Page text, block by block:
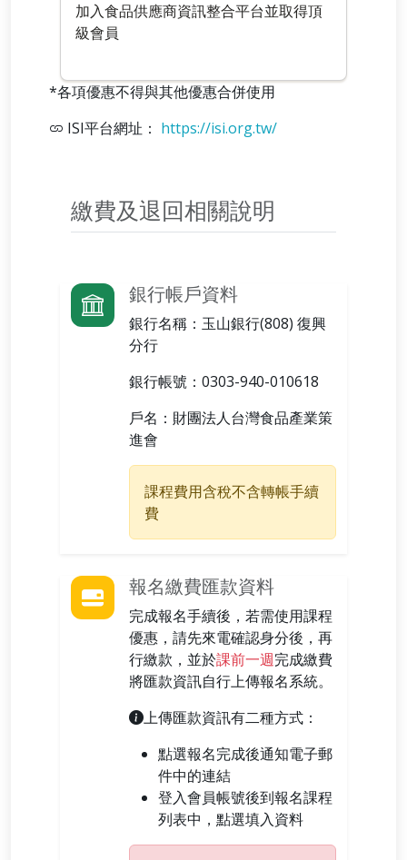
加入食品供應商資訊整合平台並取得頂
級會員
*各項優惠不得與其他優惠合併使用
ISI平台網址： https://isi.org.tw/
繳費及退回相關說明
銀行帳戶資料
銀行名稱： 玉山銀行(808) 復興
分行
銀行帳號： 0303-940-010618
戶名： 財團法人台灣食品產業策
進會
課程費用含稅不含轉帳手續
費
報名繳費匯款資料
完成報名手續後，若需使用課程
優惠，請先來電確認身分後，再
行繳款，並於課前一週完成繳費
將匯款資訊自行上傳報名系統。
上傳匯款資訊有二種方式：
點選報名完成後通知電子郵
件中的連結
登入會員帳號後到報名課程
列表中，點選填入資料